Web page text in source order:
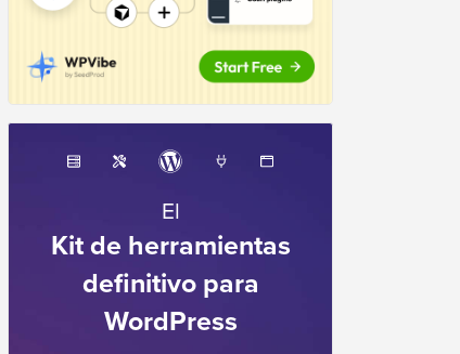
El
Kit de herramientas
definitivo para
WordPress